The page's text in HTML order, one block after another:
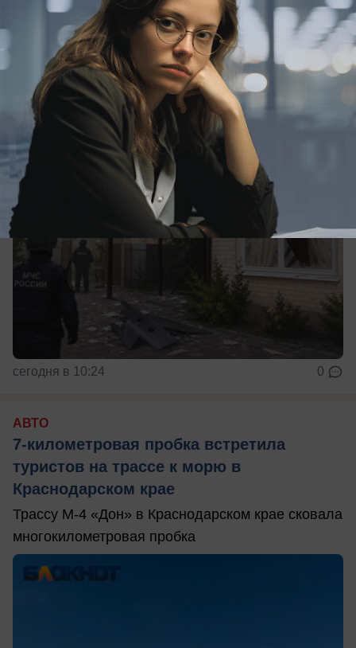
Под Краснодаром обломки дрона
пробили хозпостройку и выбили окна в
частном доме
Обломки БПЛА упали в ауле Старобжегокай
сегодня в 10:24 0
АВТО
7-километровая пробка встретила
туристов на трассе к морю в
Краснодарском крае
Трассу М-4 «Дон» в Краснодарском крае сковала
многокилометровая пробка